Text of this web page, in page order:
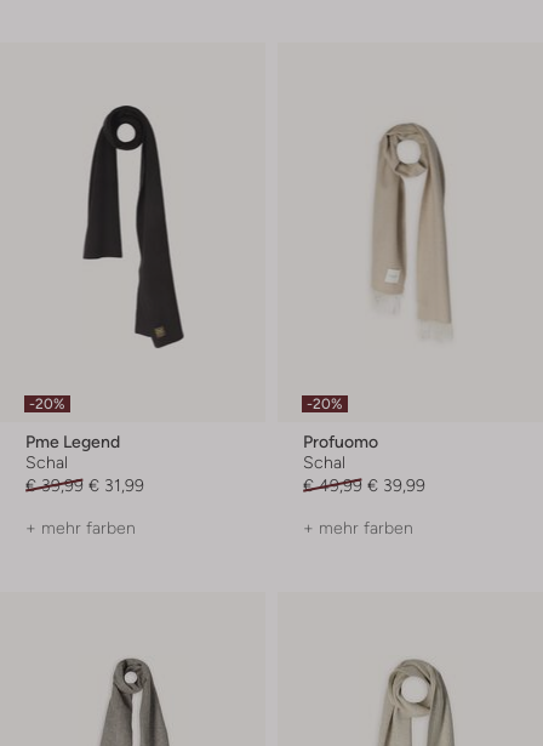
-20%
Pme Legend
Schal
€ 39,99 € 31,99
+ mehr farben
-20%
Profuomo
Schal
€ 49,99 € 39,99
+ mehr farben